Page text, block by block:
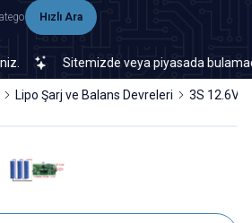
Hızlı Ara
Sitemizde veya piyasada
Lipo Şarj ve Balans Devreleri 3S 12.6V